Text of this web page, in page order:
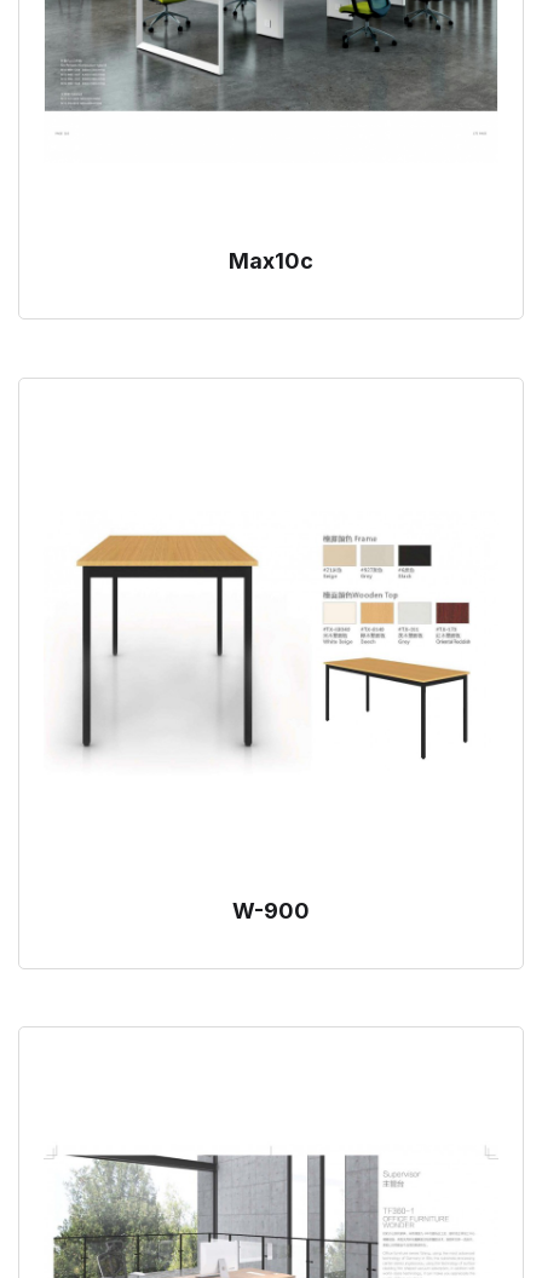
Max10c
W-900